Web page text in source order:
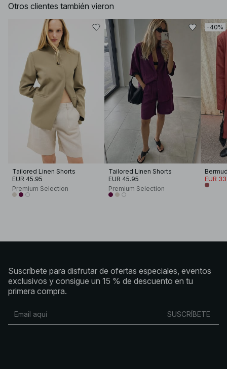
Otros clientes también vieron
Tailored Linen Shorts
EUR 45.95
Premium Selection
Tailored Linen Shorts
EUR 45.95
Premium Selection
-40%
EUR
Suscríbete para disfrutar de ofertas especiales, eventos
exclusivos y consigue un 15 % de descuento en tu
primera compra.
SUSCRÍBETE